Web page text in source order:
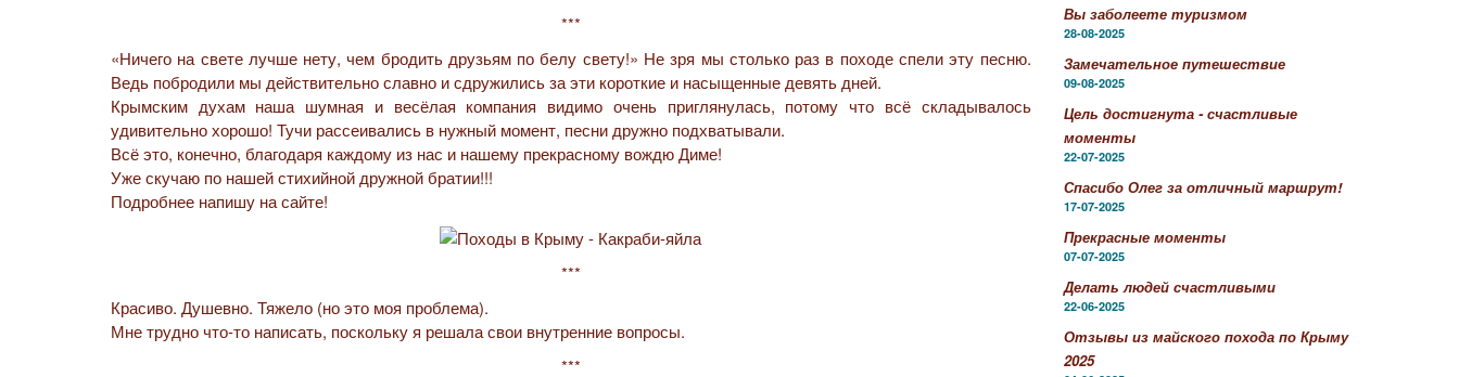
***
«Ничего на свете лучше нету, чем бродить друзьям по белу свету!» Не зря мы столько раз в походе спели эту песню.
Ведь побродили мы действительно славно и сдружились за эти короткие и насыщенные девять дней.
Крымским духам наша шумная и весёлая компания видимо очень приглянулась, потому что всё складывалось
удивительно хорошо! Тучи рассеивались в нужный момент, песни дружно подхватывали.
Всё это, конечно, благодаря каждому из нас и нашему прекрасному вождю Диме!
Уже скучаю по нашей стихийной дружной братии!!!
Подробнее напишу на сайте!
***
Красиво. Душевно. Тяжело (но это моя проблема).
Мне трудно что-то написать, поскольку я решала свои внутренние вопросы.
***
Вы заболеете туризмом
28-08-2025
Замечательное путешествие
09-08-2025
Цель достигнута - счастливые
моменты
22-07-2025
Спасибо Олег за отличный маршрут!
17-07-2025
Прекрасные моменты
07-07-2025
Делать людей счастливыми
22-06-2025
Отзывы из майского похода по Крыму
2025